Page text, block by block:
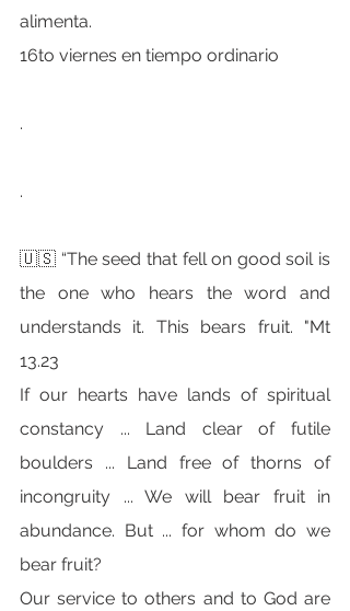
alimenta.
16to viernes en tiempo ordinario
.
.
🇺🇸 “The seed that fell on good soil is
the one who hears the word and
understands it. This bears fruit. "Mt
13.23
If our hearts have lands of spiritual
constancy ... Land clear of futile
boulders ... Land free of thorns of
incongruity ... We will bear fruit in
abundance. But ... for whom do we
bear fruit?
Our service to others and to God are